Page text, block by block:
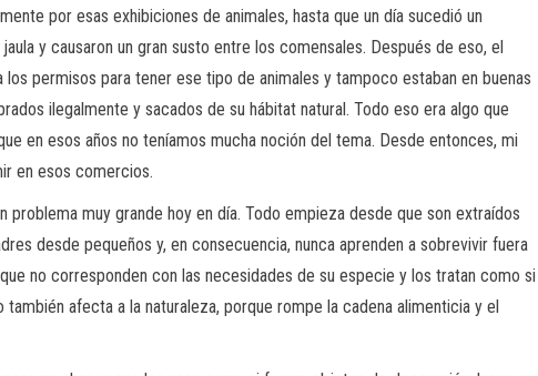
por esas exhibiciones de animales, hasta que un día sucedió un
y causaron un gran susto entre los comensales. Después de eso, el
permisos para tener ese tipo de animales y tampoco estaban en buenas
ilegalmente y sacados de su hábitat natural. Todo eso era algo que
en esos años no teníamos mucha noción del tema. Desde entonces, mi
en esos comercios.
problema muy grande hoy en día. Todo empieza desde que son extraídos
desde pequeños y, en consecuencia, nunca aprenden a sobrevivir fuera
no corresponden con las necesidades de su especie y los tratan como si
afecta a la naturaleza, porque rompe la cadena alimenticia y el